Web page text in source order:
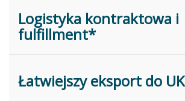
Logistyka kontraktowa i
fulfillment*
Łatwiejszy eksport do UK